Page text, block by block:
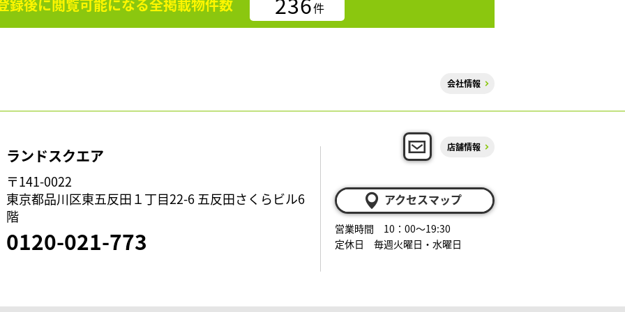
録後に閲覧可能になる全掲載物件数 件
会社情報
ランドスクエア
〒141-0022
東京都品川区東五反田１丁目22-6 五反田さくらビル6
階
0120-021-773
店舗情報
アクセスマップ
営業時間 10：00～19:30
定休日 毎週火曜日・水曜日